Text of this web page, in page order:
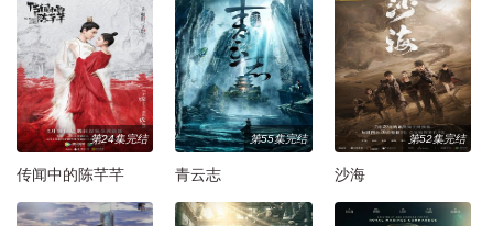
第24集完结
传闻中的陈芊芊
第55集完结
青云志
第52集完结
沙海